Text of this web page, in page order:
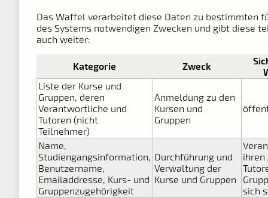
Das Waffel verarbeitet diese Daten zu bestimmten
des Systems notwendigen Zwecken und gibt diese
auch weiter:
Kategorie Zweck
Liste der Kurse und
Gruppen, deren
Verantwortliche und
Tutoren (nicht
Teilnehmer)
Anmeldung zu den
Kursen und
Gruppen
Name,
Studiengangsinformation,
Benutzername,
Emailaddresse, Kurs- und
Gruppenzugehörigkeit
Durchführung und
Verwaltung der
Kurse und Gruppen
ihren
sich